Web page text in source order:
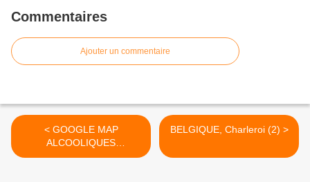
Commentaires
Ajouter un commentaire
< GOOGLE MAP
ALCOOLIQUES
ANONYMES
BELGIQUE, Charleroi (2) >